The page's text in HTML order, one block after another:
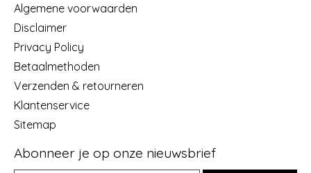
Algemene voorwaarden
Disclaimer
Privacy Policy
Betaalmethoden
Verzenden & retourneren
Klantenservice
Sitemap
Abonneer je op onze nieuwsbrief